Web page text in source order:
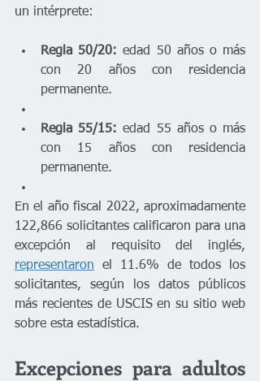
un intérprete:
Regla 50/20: edad 50 años o más
con 20 años con residencia
permanente.
Regla 55/15: edad 55 años o más
con 15 años con residencia
permanente.
En el año fiscal 2022, aproximadamente
122,866 solicitantes calificaron para una
representaron el 11.6% de todos los
solicitantes, según los datos públicos
más recientes de USCIS en su sitio web
sobre esta estadística.
Excepciones para adultos